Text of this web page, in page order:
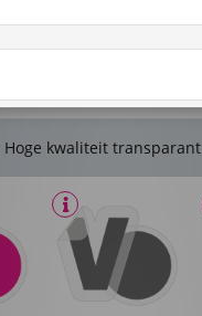
Hoge kwaliteit transparant